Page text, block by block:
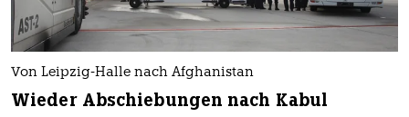
Von Leipzig-Halle nach Afghanistan
Wieder Abschiebungen nach Kabul